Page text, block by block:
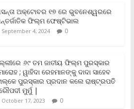
t
F
r
i
d
l
y
e
ଅକ୍ଟୋବର ୧୭ ରେ ଭୁବନେଶ୍ୱରରେ
ଫିଲ୍ମ ଫେଷ୍ଟିଭାଲ
September 4, 2024 0
୬୯ ତମ ଜାତୀୟ ଫିଲ୍ମ ପୁରସ୍କାର
; ୱାହିଦା ରେହମାନଙ୍କୁ ଦାଦା ସାହେବ
ପୁରସ୍କାର ପ୍ରଦାନ କଲେ ରାଷ୍ଟ୍ରପତି
ମୁର୍ମୁ |
October 17, 2023 0